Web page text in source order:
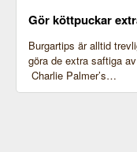
Gör köttpuckar
Burgartips är alltid
göra de extra saftiga
Charlie Palmer’s…